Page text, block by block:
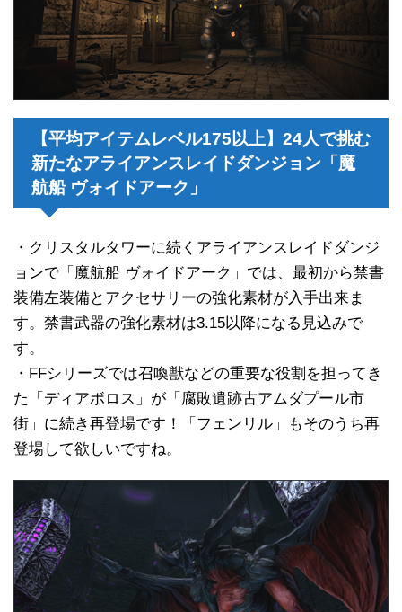
【平均アイテムレベル175以上】24人で挑む
新たなアライアンスレイドダンジョン「魔
航船 ヴォイドアーク」
・クリスタルタワーに続くアライアンスレイドダンジ
ョンで「魔航船 ヴォイドアーク」では、最初から禁書
装備左装備とアクセサリーの強化素材が入手出来ま
す。禁書武器の強化素材は3.15以降になる見込みで
す。
・FFシリーズでは召喚獣などの重要な役割を担ってき
た「ディアボロス」が「腐敗遺跡古アムダプール市
街」に続き再登場です！「フェンリル」もそのうち再
登場して欲しいですね。